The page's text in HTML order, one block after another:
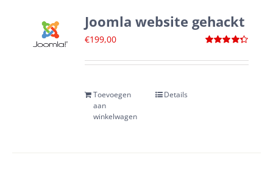
Joomla website gehackt
4.33uit 5
€199,00
Toevoegen
aan
winkelwagen
Details